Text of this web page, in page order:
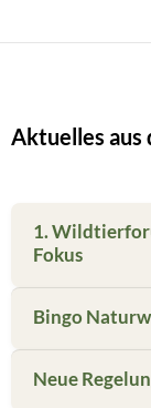
Aktuelles aus
1.
Fokus
Bingo
Neue